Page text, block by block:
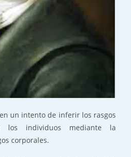
un intento de inferir los rasgos
los individuos mediante la
corporales.